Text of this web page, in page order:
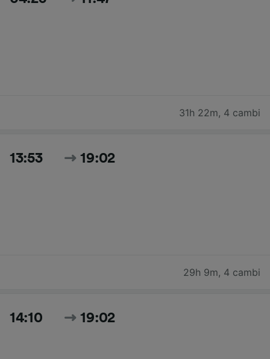
31h 22m, 4 cambi
13:53 19:02
29h 9m, 4 cambi
14:10 19:02